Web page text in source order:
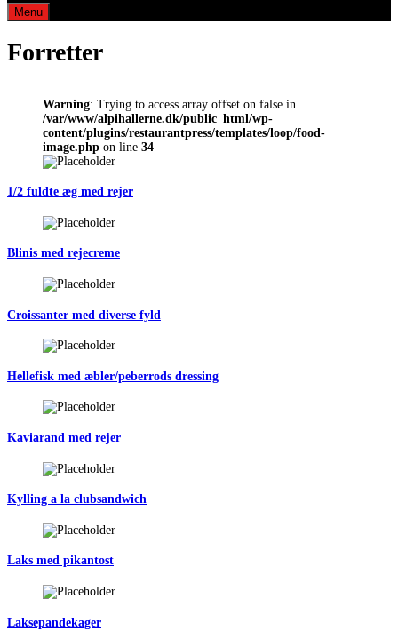
Menu
Forretter
Warning: Trying to access array offset on false in
/var/www/alpihallerne.dk/public_html/wp-
content/plugins/restaurantpress/templates/loop/food-
image.php on line 34
1/2 fuldte æg med rejer
Blinis med rejecreme
Croissanter med diverse fyld
Hellefisk med æbler/peberrods dressing
Kaviarand med rejer
Kylling a la clubsandwich
Laks med pikantost
Laksepandekager